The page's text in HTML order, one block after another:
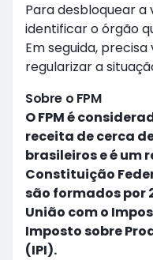
Para desbloquear
identificar o órgão
Em seguida,
regularizar a
Sobre o FPM
O FPM é
receita de cerca
brasileiros e é um
Constituição
são formados por
União com o
Imposto sobre
(IPI).